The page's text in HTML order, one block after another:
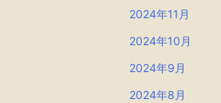
2024年11月
2024年10月
2024年9月
2024年8月